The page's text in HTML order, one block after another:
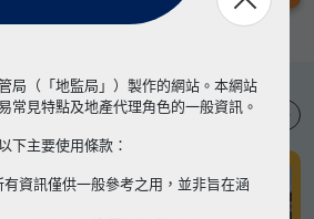
局（「地監局」）製作的網站。本網站
常見特點及地產代理角色的一般資訊。
下主要使用條款：
資訊僅供一般參考之用，並非旨在涵